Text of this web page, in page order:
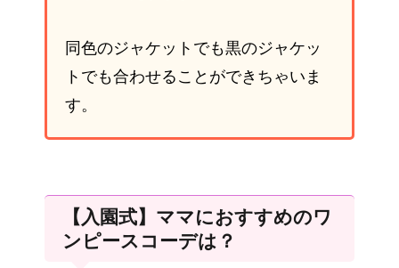
同色のジャケットでも黒のジャケッ
トでも合わせることができちゃいま
す。
【入園式】ママにおすすめのワ
ンピースコーデは？